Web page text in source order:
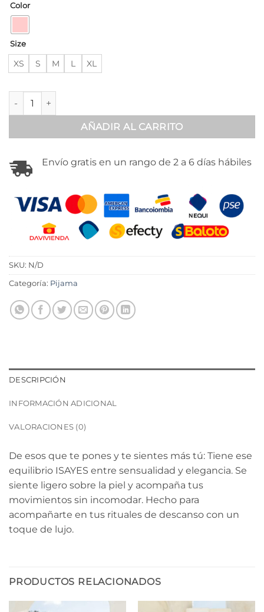
Color
Size
XS S M L XL
Set pantalón en satín cómodo - 800401 cantidad
AÑADIR AL CARRITO
Envío gratis en un rango de 2 a 6 días hábiles
SKU: N/D
Categoría: Pijama
DESCRIPCIÓN
INFORMACIÓN ADICIONAL
VALORACIONES (0)
De esos que te pones y te sientes más tú: Tiene ese
equilibrio ISAYES entre sensualidad y elegancia. Se
siente ligero sobre la piel y acompaña tus
movimientos sin incomodar. Hecho para
acompañarte en tus rituales de descanso con un
toque de lujo.
PRODUCTOS RELACIONADOS